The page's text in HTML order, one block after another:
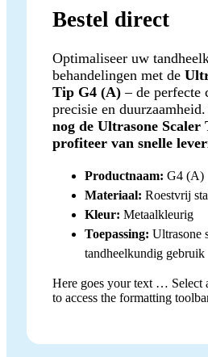
Bestel direct
Optimaliseer uw
behandelingen met de
Tip G4 (A) – de perfecte
precisie en duurzaamheid.
nog de Ultrasone Scaler
profiteer van snelle
Productnaam: G4 (A)
Materiaal: Roestvrij
Kleur: Metaalkleurig
Toepassing: Ultrasone
tandheelkundig gebruik
Here goes your text … Select
to access the formatting